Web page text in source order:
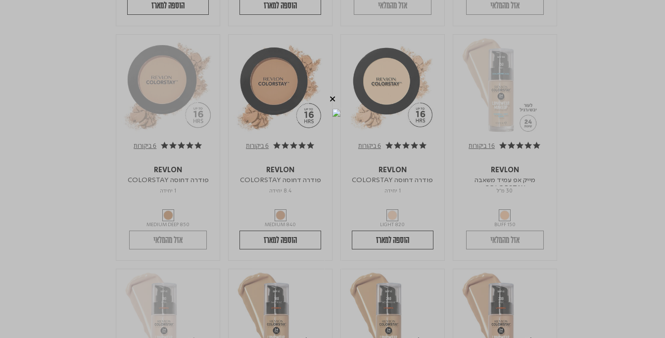
אזל מהמלאי אזל מהמלאי הוספה למארז הוספה למארז
4.9 star rating 16 ביקורות
REVLON
מייק אפ עמיד משאבה
COLORSTAY
30 מ"ל
BUFF 150
אזל מהמלאי
4.8 star rating 6 ביקורות
REVLON
פודרה דחוסה COLORSTAY
1 יחידה
820 LIGHT
הוספה למארז
4.8 star rating 6 ביקורות
REVLON
פודרה דחוסה COLORSTAY
8.4 יחידה
840 MEDIUM
הוספה למארז
4.8 star rating 6 ביקורות
REVLON
פודרה דחוסה COLORSTAY
1 יחידה
850 MEDIUM DEEP
אזל מהמלאי